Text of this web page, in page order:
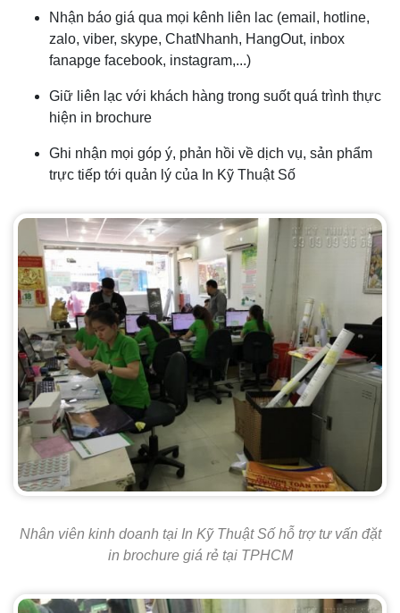
Nhận báo giá qua mọi kênh liên lac (email, hotline,
zalo, viber, skype, ChatNhanh, HangOut, inbox
fanapge facebook, instagram,...)
Giữ liên lạc với khách hàng trong suốt quá trình thực
hiện in brochure
Ghi nhận mọi góp ý, phản hồi về dịch vụ, sản phẩm
trực tiếp tới quản lý của In Kỹ Thuật Số
Nhân viên kinh doanh tại In Kỹ Thuật Số hỗ trợ tư vấn đặt
in brochure giá rẻ tại TPHCM